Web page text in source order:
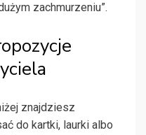
zachmurzeniu”.
znajdziesz
do kartki, laurki albo